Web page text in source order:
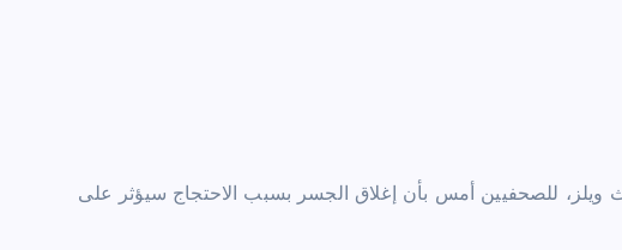
للصحفيين أمس بأن إغلاق الجسر بسبب الاحتجاج سيؤثر على